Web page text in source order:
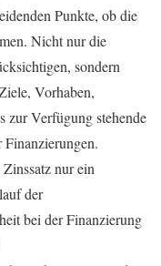
Punkte, ob die
Nicht nur die
sondern
Vorhaben,
zur Verfügung stehende
Finanzierungen.
nur ein
der
bei der Finanzierung